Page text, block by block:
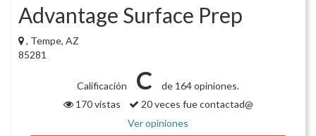
Advantage Surface Prep
, Tempe, AZ
85281
Calificación C
de 164 opiniones.
170 vistas
20 veces fue contactad@
Ver opiniones